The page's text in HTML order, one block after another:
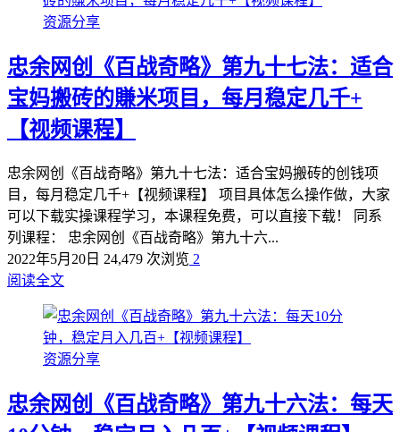
资源分享
忠余网创《百战奇略》第九十七法：适合
宝妈搬砖的賺米项目，每月稳定几千+
【视频课程】
忠余网创《百战奇略》第九十七法：适合宝妈搬砖的创钱项
目，每月稳定几千+【视频课程】 项目具体怎么操作做，大家
可以下载实操课程学习，本课程免费，可以直接下载！ 同系
列课程： 忠余网创《百战奇略》第九十六...
2022年5月20日 24,479 次浏览 2
阅读全文
资源分享
忠余网创《百战奇略》第九十六法：每天